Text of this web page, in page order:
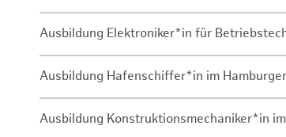
Ausbildung Elektroniker*in für
Ausbildung Hafenschiffer*in im
Ausbildung Konstruktionsmechaniker*in